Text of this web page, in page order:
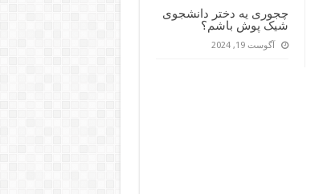
چجوری یه دختر دانشجوی
شیک پوش باشم؟
آگوست 19, 2024